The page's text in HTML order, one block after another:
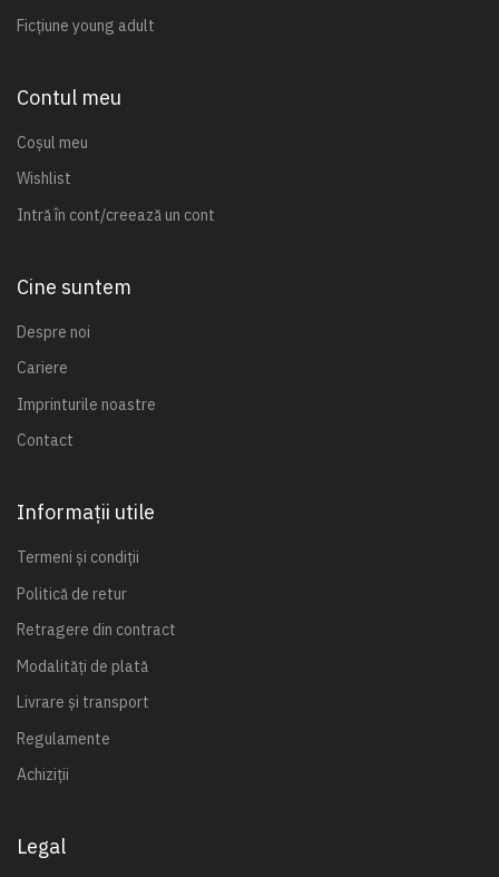
Ficțiune young adult
Contul meu
Coșul meu
Wishlist
Intră în cont/creează un cont
Cine suntem
Despre noi
Cariere
Imprinturile noastre
Contact
Informații utile
Termeni și condiții
Politică de retur
Retragere din contract
Modalități de plată
Livrare și transport
Regulamente
Achiziții
Legal